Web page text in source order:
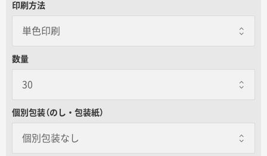
データ入稿ガイド
印刷方法
数量
個別包装（のし・包装紙）
個別包装なし